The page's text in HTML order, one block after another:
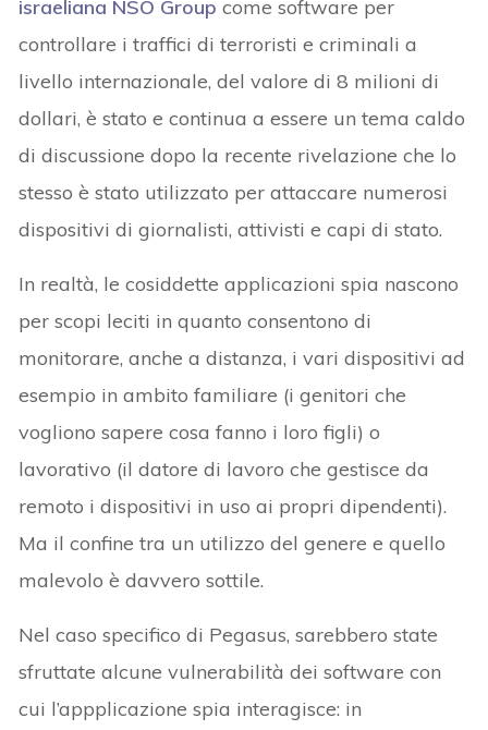
israeliana NSO Group come software per
controllare i traffici di terroristi e criminali a
livello internazionale, del valore di 8 milioni di
dollari, è stato e continua a essere un tema caldo
di discussione dopo la recente rivelazione che lo
stesso è stato utilizzato per attaccare numerosi
dispositivi di giornalisti, attivisti e capi di stato.
In realtà, le cosiddette applicazioni spia nascono
per scopi leciti in quanto consentono di
monitorare, anche a distanza, i vari dispositivi ad
esempio in ambito familiare (i genitori che
vogliono sapere cosa fanno i loro figli) o
lavorativo (il datore di lavoro che gestisce da
remoto i dispositivi in uso ai propri dipendenti).
Ma il confine tra un utilizzo del genere e quello
malevolo è davvero sottile.
Nel caso specifico di Pegasus, sarebbero state
sfruttate alcune vulnerabilità dei software con
cui l’appplicazione spia interagisce: in